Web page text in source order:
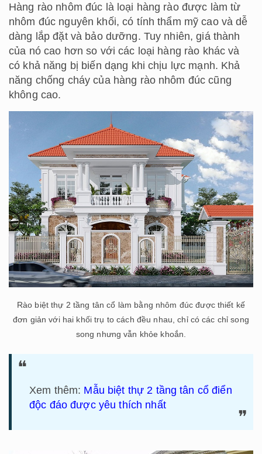
Hàng rào nhôm đúc là loại hàng rào được làm từ
nhôm đúc nguyên khối, có tính thẩm mỹ cao và dễ
dàng lắp đặt và bảo dưỡng. Tuy nhiên, giá thành
của nó cao hơn so với các loại hàng rào khác và
có khả năng bị biến dạng khi chịu lực mạnh. Khả
năng chống cháy của hàng rào nhôm đúc cũng
không cao.
Rào biệt thự 2 tầng tân cổ làm bằng nhôm đúc được thiết kế
đơn giản với hai khối trụ to cách đều nhau, chỉ có các chỉ song
song nhưng vẫn khỏe khoắn.
Xem thêm: Mẫu biệt thự 2 tầng tân cổ điển
độc đáo được yêu thích nhất